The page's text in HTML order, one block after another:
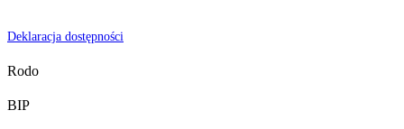
Deklaracja dostępności
Rodo
BIP